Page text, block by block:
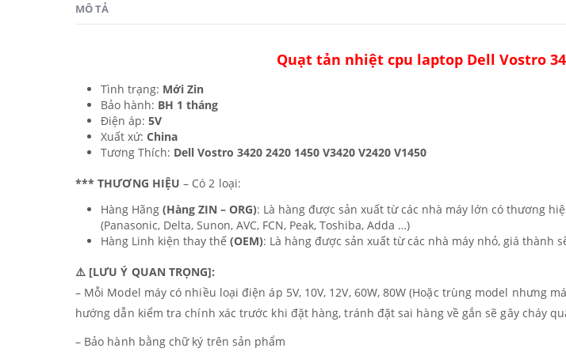
MÔ TẢ
Quạt tản nhiệt cpu laptop Dell Vostro
Tình trạng: Mới Zin
Bảo hành: BH 1 tháng
Điện áp: 5V
Xuất xứ: China
Tương Thích: Dell Vostro 3420 2420 1450 V3420 V2420 V1450
*** THƯƠNG HIỆU – Có 2 loại:
Hàng Hãng (Hàng ZIN – ORG): Là hàng được sản xuất từ các nhà máy lớn có thương
(Panasonic, Delta, Sunon, AVC, FCN, Peak, Toshiba, Adda …)
Hàng Linh kiện thay thế (OEM): Là hàng được sản xuất từ các nhà máy nhỏ, giá thành
⚠️ [LƯU Ý QUAN TRỌNG]:
– Mỗi Model máy có nhiều loại điện áp 5V, 10V, 12V, 60W, 80W (Hoặc trùng model nhưng
hướng dẫn kiểm tra chính xác trước khi đặt hàng, tránh đặt sai hàng về gắn sẽ gây cháy
– Bảo hành bằng chữ ký trên sản phẩm